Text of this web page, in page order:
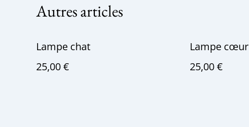
Autres articles
Lampe chat
25,00 €
Lampe cœur
25,00 €